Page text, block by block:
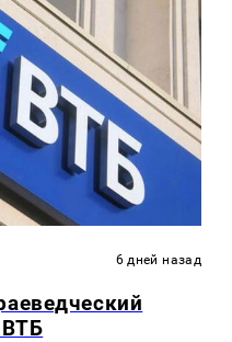
6 дней назад
ВТБ